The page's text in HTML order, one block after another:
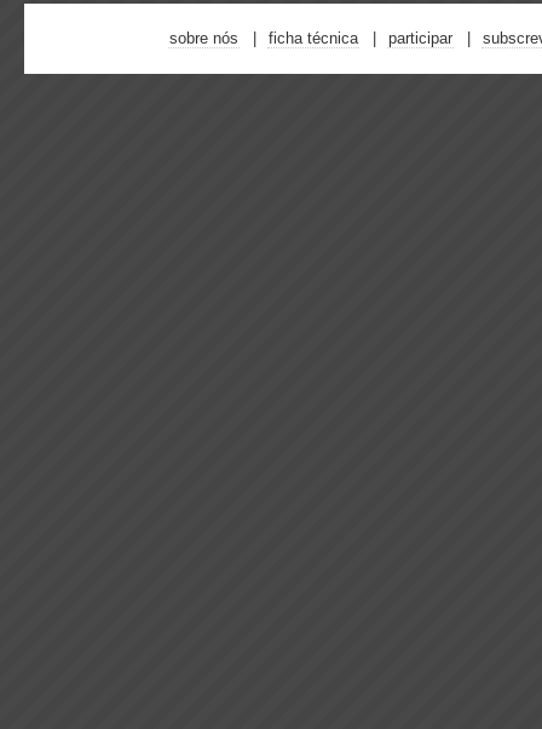
sobre nós ficha técnica participar